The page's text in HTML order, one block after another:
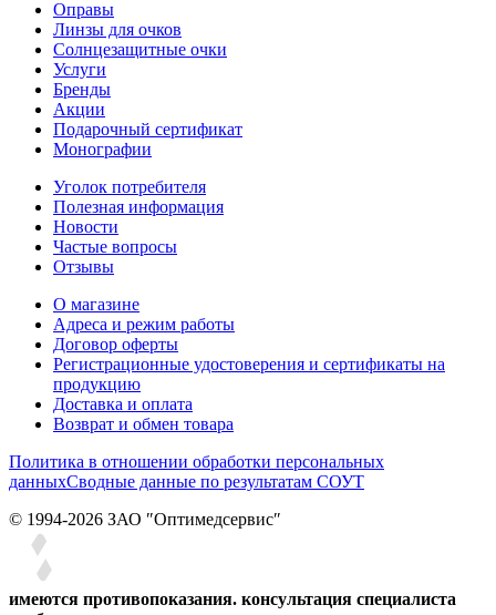
Оправы
Линзы для очков
Солнцезащитные очки
Услуги
Бренды
Акции
Подарочный сертификат
Монографии
Уголок потребителя
Полезная информация
Новости
Частые вопросы
Отзывы
О магазине
Адреса и режим работы
Договор оферты
Регистрационные удостоверения и сертификаты на
продукцию
Доставка и оплата
Возврат и обмен товара
Политика в отношении обработки персональных
данныхСводные данные по результатам СОУТ
© 1994-2026 ЗАО ″Оптимедсервис″
имеются противопоказания. консультация специалиста